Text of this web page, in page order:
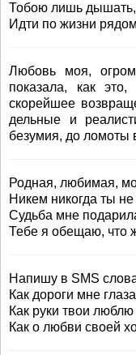
Тобою лишь дышать,
Идти по жизни
Любовь моя,
показала, как
скорейшее
дельные и
безумия, до ломоты
Родная, любимая,
Никем никогда ты
Судьба мне
Тебе я обещаю, что
Напишу в SMS
Как дороги мне
Как руки твои люблю
Как о любви своей